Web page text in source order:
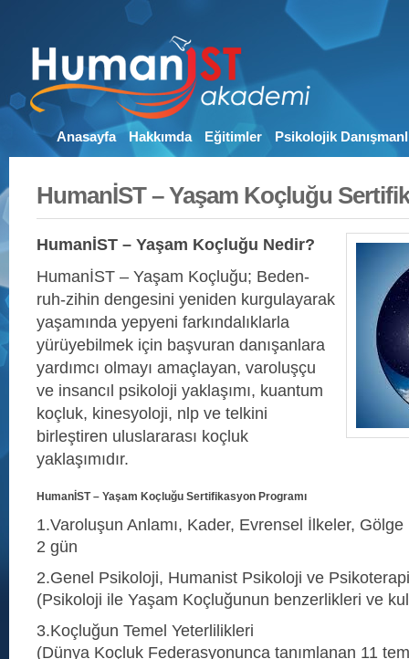
Anasayfa Hakkımda Eğitimler Psikolojik
HumanİST – Yaşam Koçluğu
HumanİST – Yaşam Koçluğu Nedir?
HumanİST – Yaşam Koçluğu; Beden-
ruh-zihin dengesini yeniden kurgulayarak
yaşamında yepyeni farkındalıklarla
yürüyebilmek için başvuran danışanlara
yardımcı olmayı amaçlayan, varoluşçu
ve insancıl psikoloji yaklaşımı, kuantum
koçluk, kinesyoloji, nlp ve telkini
birleştiren uluslararası koçluk
yaklaşımıdır.
HumanİST – Yaşam Koçluğu Sertifikasyon Programı
1.Varoluşun Anlamı, Kader, Evrensel İlkeler,
2 gün
2.Genel Psikoloji, Humanist Psikoloji ve
(Psikoloji ile Yaşam Koçluğunun benzerlikleri ve
3.Koçluğun Temel Yeterlilikleri
(Dünya Koçluk Federasyonunca tanımlanan 11